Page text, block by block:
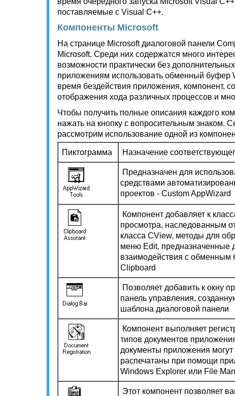
поставляемые с Visual C++.
Компоненты Microsoft
На странице Microsoft диалоговой панели
Microsoft. Среди них содержатся много
возможности практически без
приложениям использовать обменный
время бездействия приложения, компонент,
отображения хода различных процессов и
Чтобы получить полные описания каждого
нажать на кнопку с вопросительным знаком.
рассмотрим использование одной из
Пиктограмма Назначение
Предназначен для
средствами
проектов - Custom AppWizard
Компонент добавляет к
просмотра, наследованным
класса CView, методы для
меню Edit, предназначенные
взаимодействия с обменным
Clipboard
Позволяет добавить к окну
панель управления,
шаблона диалоговой панели
Компонент выполняет
типов документов
документы приложения
распечатаны при помощи
Windows Explorer или File
Этот компонент позволяет